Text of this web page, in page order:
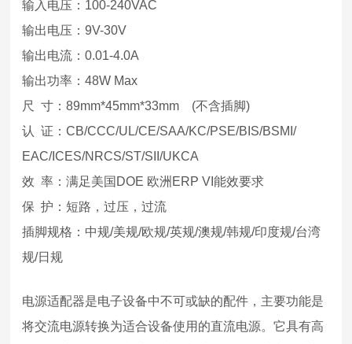
输入电压：100-240VAC
输出电压：9V-30V
输出电流：0.01-4.0A
输出功率：48W Max
尺 寸：89mm*45mm*33mm (不含插脚)
认 证：CB/CCC/UL/CE/SAA/KC/PSE/BIS/BSMI/
EAC/ICES/NRCS/ST/SII/UKCA
效 率：满足美国DOE 欧洲ERP VI能效要求
保 护：短路，过压，过流
插脚规格：中规/美规/欧规/英规/澳规/韩规/印度规/台湾
规/日规
电源适配器是电子设备中不可或缺的配件，主要功能是
将交流电源转换为适合设备使用的直流电源。它具有高